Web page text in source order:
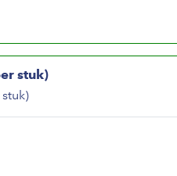
stuk)